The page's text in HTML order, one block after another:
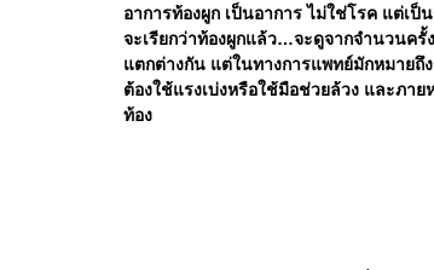
อาการท้องผูก เป็นอาการ ไม่ใช่โรค แต่เป็
จะเรียกว่าท้องผูกแล้ว…จะดูจากจำนวนค
แตกต่างกัน แต่ในทางการแพทย์มักหมายถึ
ต้องใช้แรงเบ่งหรือใช้มือช่วยล้วง และภา
ท้อง